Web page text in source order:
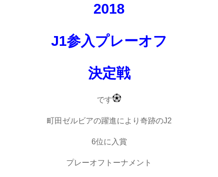
2018
J1参入プレーオフ
決定戦
です
町田ゼルビアの躍進により奇跡のJ2
6位に入賞
プレーオフトーナメント